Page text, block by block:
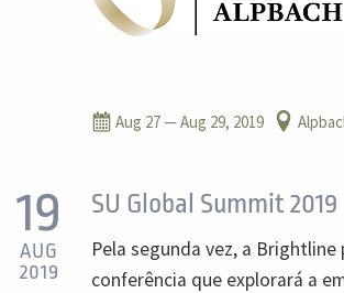
Aug 27— Aug 29, 2019
19
AUG
2019
SU Global Summit 2019
Pela segunda vez, a
conferência que explorará a